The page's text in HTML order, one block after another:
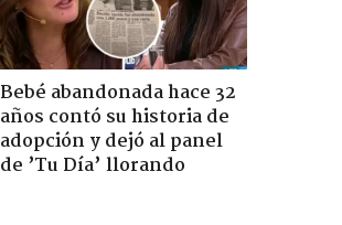
Bebé abandonada hace 32
años contó su historia de
adopción y dejó al panel
de ’Tu Día’ llorando